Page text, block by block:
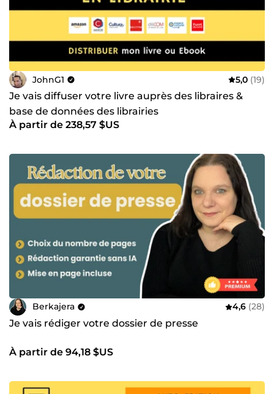
JohnG1 5,0 (19)
Je vais diffuser votre livre auprès des libraires &
base de données des librairies
À partir de 238,57 $US
Berkajera 4,6 (28)
Je vais rédiger votre dossier de presse
À partir de 94,18 $US